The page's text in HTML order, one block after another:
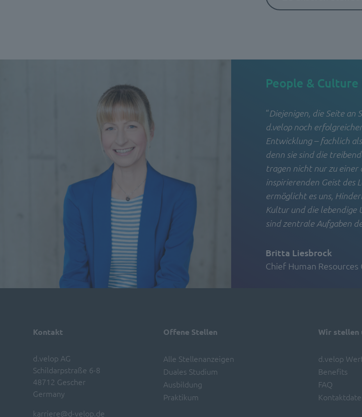
People & Culture
“Diejenigen, die Seite an
d.velop noch
Entwicklung – fachlich
denn sie sind die
tragen nicht nur zu einer
inspirierenden Geist des
ermöglicht es uns,
Kultur und die lebendige
sind zentrale Aufgaben
Britta Liesbrock
Chief Human
Kontakt
d.velop AG
Schildarpstraße 6-8
48712 Gescher
Germany
karriere@d-velop.de
Offene Stellen
Alle Stellenanzeigen
Duales Studium
Ausbildung
Praktikum
Wir stellen
d.velop
Benefits
FAQ